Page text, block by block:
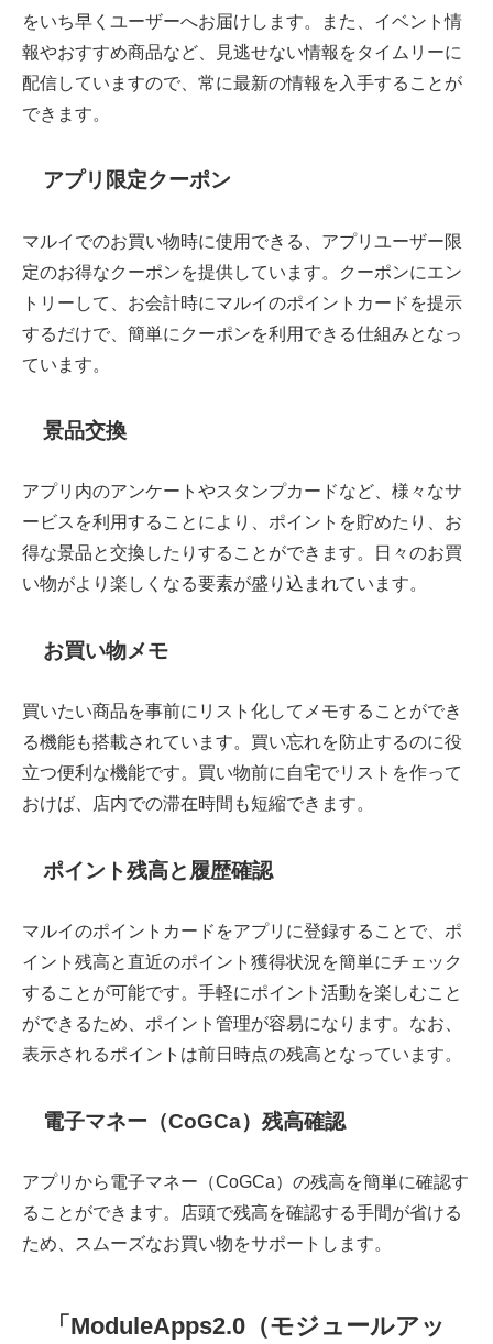
をいち早くユーザーへお届けします。また、イベント情
報やおすすめ商品など、見逃せない情報をタイムリーに
配信していますので、常に最新の情報を入手することが
できます。
アプリ限定クーポン
マルイでのお買い物時に使用できる、アプリユーザー限
定のお得なクーポンを提供しています。クーポンにエン
トリーして、お会計時にマルイのポイントカードを提示
するだけで、簡単にクーポンを利用できる仕組みとなっ
ています。
景品交換
アプリ内のアンケートやスタンプカードなど、様々なサ
ービスを利用することにより、ポイントを貯めたり、お
得な景品と交換したりすることができます。日々のお買
い物がより楽しくなる要素が盛り込まれています。
お買い物メモ
買いたい商品を事前にリスト化してメモすることができ
る機能も搭載されています。買い忘れを防止するのに役
立つ便利な機能です。買い物前に自宅でリストを作って
おけば、店内での滞在時間も短縮できます。
ポイント残高と履歴確認
マルイのポイントカードをアプリに登録することで、ポ
イント残高と直近のポイント獲得状況を簡単にチェック
することが可能です。手軽にポイント活動を楽しむこと
ができるため、ポイント管理が容易になります。なお、
表示されるポイントは前日時点の残高となっています。
電子マネー（CoGCa）残高確認
アプリから電子マネー（CoGCa）の残高を簡単に確認す
ることができます。店頭で残高を確認する手間が省ける
ため、スムーズなお買い物をサポートします。
「ModuleApps2.0（モジュールアッ